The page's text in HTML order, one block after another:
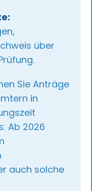
über
Sie Anträge
in
Ab 2026
auch solche